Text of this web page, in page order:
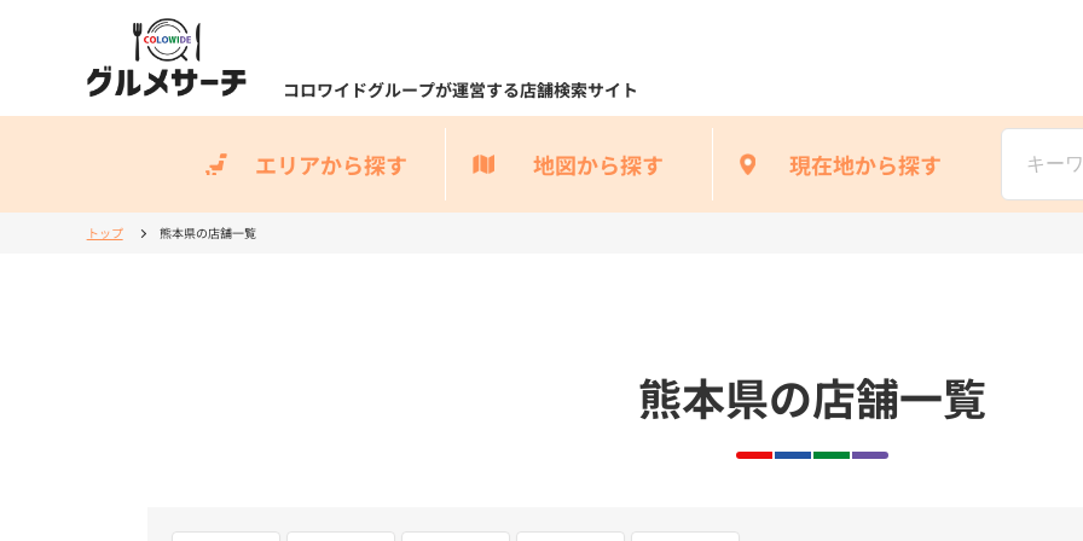
コロワイドグループが運営する店舗検索サイト
エリアから探す 地図から探す 現在地から探す
トップ 熊本県の店舗一覧
熊本県の店舗一覧